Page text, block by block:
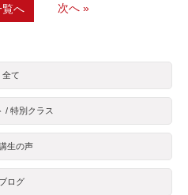
覧へ 次へ »
全て
/ 特別クラス
生の声
ブログ